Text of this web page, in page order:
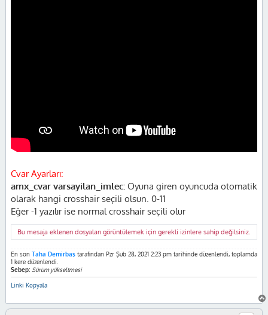
Cvar Ayarları:
amx_cvar varsayilan_imlec: Oyuna giren oyuncuda otomatik
olarak hangi crosshair seçili olsun. 0-11
Eğer -1 yazılır ise normal crosshair seçili olur
Bu mesaja eklenen dosyaları görüntülemek için gerekli izinlere sahip değilsiniz.
En son Taha Demirbaş tarafından Pzr Şub 28, 2021 2:23 pm tarihinde düzenlendi, toplamda
1 kere düzenlendi.
Sebep: Sürüm yükseltmesi
Linki Kopyala